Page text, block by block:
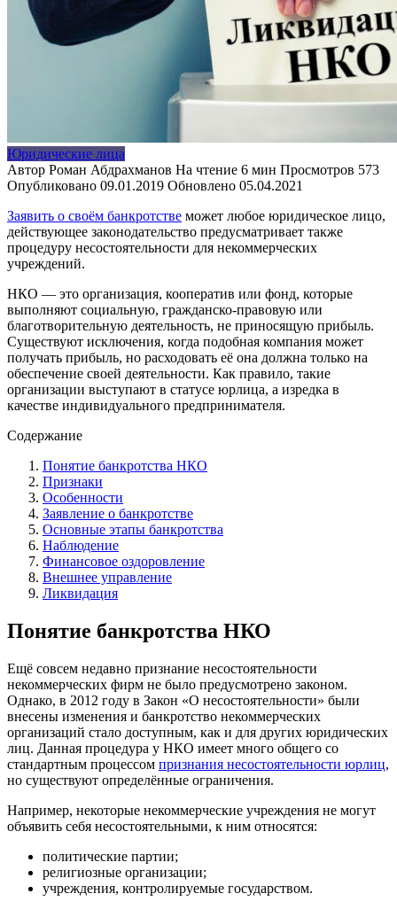
Юридические лица
Автор Роман Абдрахманов На чтение 6 мин Просмотров 573
Опубликовано 09.01.2019 Обновлено 05.04.2021
Заявить о своём банкротстве может любое юридическое лицо,
действующее законодательство предусматривает также
процедуру несостоятельности для некоммерческих
учреждений.
НКО — это организация, кооператив или фонд, которые
выполняют социальную, гражданско-правовую или
благотворительную деятельность, не приносящую прибыль.
Существуют исключения, когда подобная компания может
получать прибыль, но расходовать её она должна только на
обеспечение своей деятельности. Как правило, такие
организации выступают в статусе юрлица, а изредка в
качестве индивидуального предпринимателя.
Содержание
Понятие банкротства НКО
Признаки
Особенности
Заявление о банкротстве
Основные этапы банкротства
Наблюдение
Финансовое оздоровление
Внешнее управление
Ликвидация
Понятие банкротства НКО
Ещё совсем недавно признание несостоятельности
некоммерческих фирм не было предусмотрено законом.
Однако, в 2012 году в Закон «О несостоятельности» были
внесены изменения и банкротство некоммерческих
организаций стало доступным, как и для других юридических
лиц. Данная процедура у НКО имеет много общего со
стандартным процессом признания несостоятельности юрлиц,
но существуют определённые ограничения.
Например, некоторые некоммерческие учреждения не могут
объявить себя несостоятельными, к ним относятся:
политические партии;
религиозные организации;
учреждения, контролируемые государством.